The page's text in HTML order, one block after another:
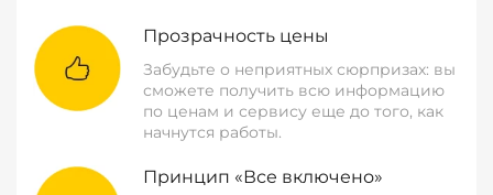
Прозрачность цены
Забудьте о неприятных сюрпризах: вы
сможете получить всю информацию
по ценам и сервису еще до того, как
начнутся работы.
Принцип «Все включено»